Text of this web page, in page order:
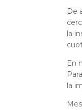
De
la
En
la